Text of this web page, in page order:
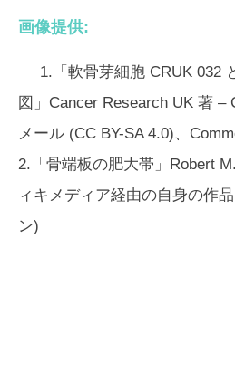
画像提供:
1.「軟骨芽細胞 CRUK 032
図」Cancer Research UK 著 –
メール (CC BY-SA 4.0)、
2.「骨端板の肥大帯」Robert
ィキメディア経由の自身の作
ン)